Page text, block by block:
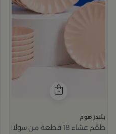
بلندز هوم
طقم عشاء 18 قطعة من سولانا